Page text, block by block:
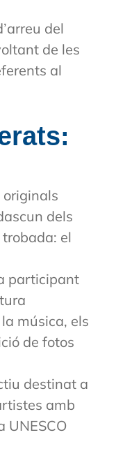
del
de les
al
originals
dels
el
participant
música, els
de fotos
destinat a
amb
UNESCO